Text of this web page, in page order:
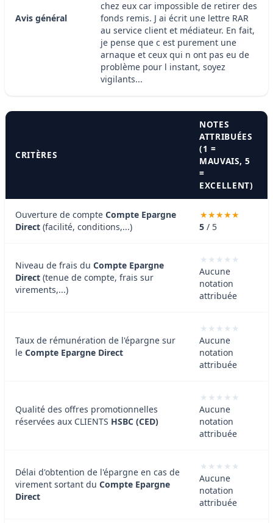
Avis général
chez eux car impossible de retirer des
fonds remis. J ai écrit une lettre RAR
au service client et médiateur. En fait,
je pense que c est purement une
arnaque et ceux qui n ont pas eu de
problème pour l instant, soyez
vigilants...
CRITÈRES
NOTES
ATTRIBUÉES
(1 =
MAUVAIS, 5
=
EXCELLENT)
Ouverture de compte Compte Epargne
Direct (facilité, conditions,...) 5 / 5
Niveau de frais du Compte Epargne
Direct (tenue de compte, frais sur
virements,...)
Aucune
notation
attribuée
Taux de rémunération de l'épargne sur
le Compte Epargne Direct
Aucune
notation
attribuée
Qualité des offres promotionnelles
réservées aux CLIENTS HSBC (CED)
Aucune
notation
attribuée
Délai d'obtention de l'épargne en cas de
virement sortant du Compte Epargne
Direct
Aucune
notation
attribuée